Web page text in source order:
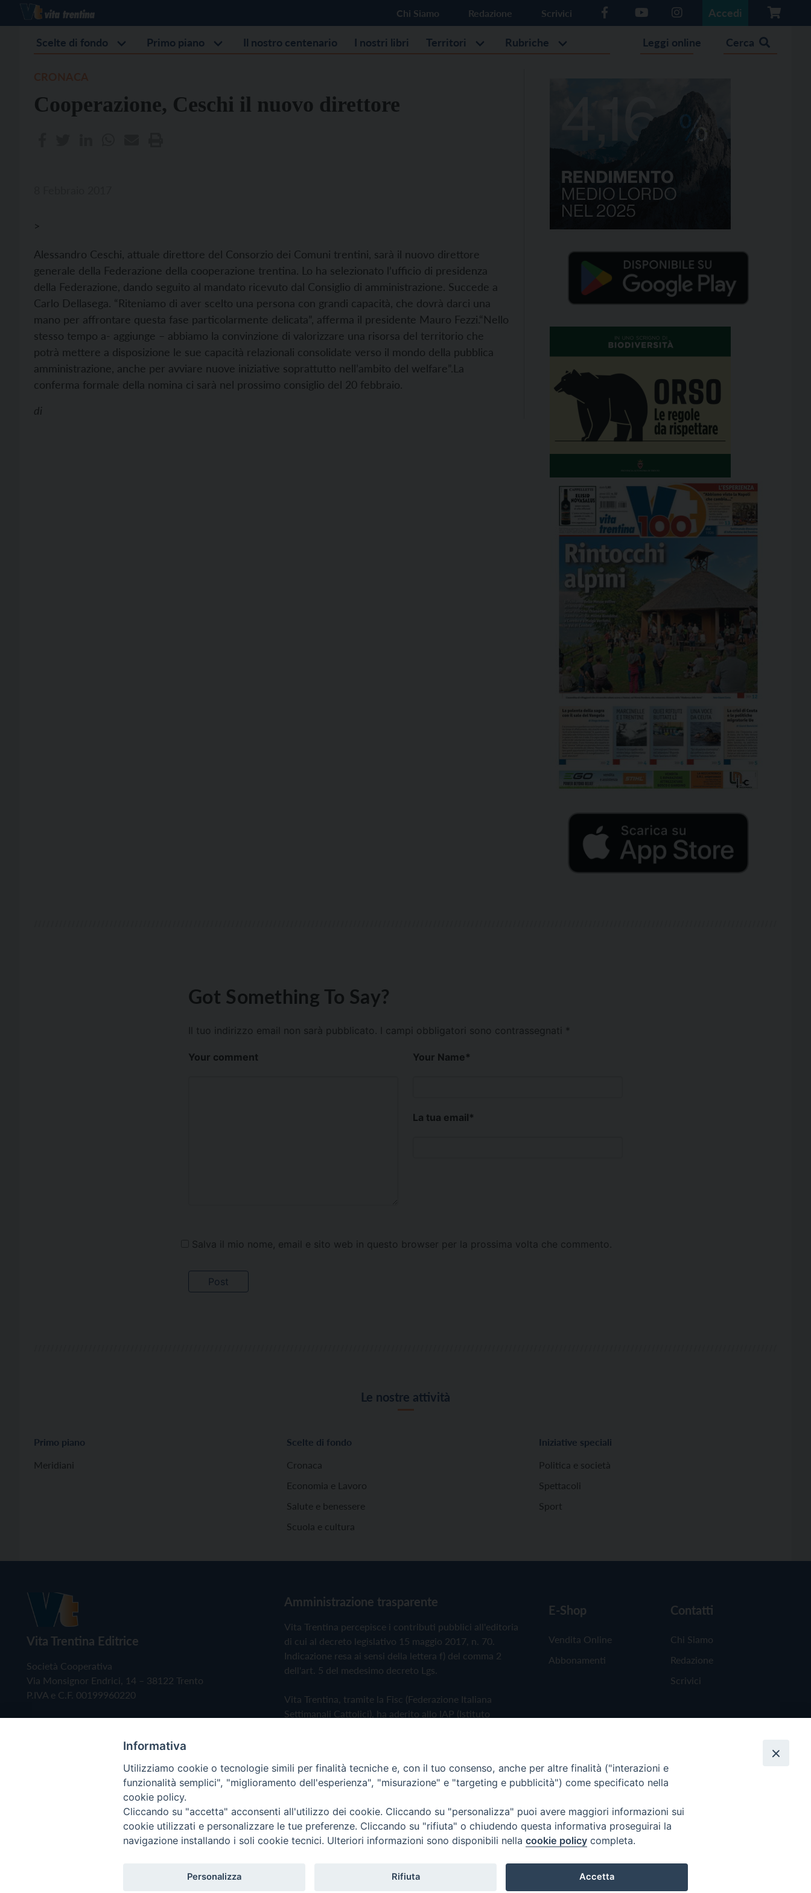
Chi Siamo Redazione Scrivici Accedi
Scelte di fondo Primo piano Il nostro centenario I nostri libri Territori Rubriche Leggi online Cerca
Cooperazione, Ceschi il nuovo direttore
>
Alessandro Ceschi, attuale direttore del Consorzio dei Comuni trentini, sarà il nuovo direttore
generale della Federazione della cooperazione trentina. Lo ha selezionato l’ufficio di presidenza
della Federazione, dando seguito al mandato ricevuto dal Consiglio di amministrazione. Succede a
Carlo Dellasega. “Riteniamo di aver scelto una persona con grandi capacità, che dovrà darci una
mano per affrontare questa fase particolarmente delicata”, afferma il presidente Mauro Fezzi.“Nello
stesso tempo a- aggiunge – abbiamo la convinzione di valorizzare una risorsa del territorio che
potrà mettere a disposizione le sue capacità relazionali consolidate verso il mondo della pubblica
amministrazione, anche per avviare nuove iniziative soprattutto nell’ambito del welfare”.La
conferma formale della nomina ci sarà nel prossimo consiglio del 20 febbraio.
di
Got Something To Say?
Il tuo indirizzo email non sarà pubblicato. I campi obbligatori sono contrassegnati *
Your comment Your Name*
La tua email*
Salva il mio nome, email e sito web in questo browser per la prossima volta che commento.
Le nostre attività
Primo piano
Meridiani
Scelte di fondo
Cronaca
Economia e Lavoro
Salute e benessere
Scuola e cultura
Iniziative speciali
Politica e società
Spettacoli
Sport
Vita Trentina Editrice
Società Cooperativa
Via Monsignor Endrici, 14 – 38122 Trento
P.IVA e C.F. 00199960220
Amministrazione trasparente
Vita Trentina percepisce i contributi pubblici all'editoria
di cui al decreto legislativo 15 maggio 2017, n. 70.
Indicazione resa ai sensi della lettera f) del comma 2
dell'art. 5 del medesimo decreto Lgs.
Vita Trentina, tramite la Fisc (Federazione Italiana
Settimanali Cattolici), ha aderito allo IAP (Istituto
Privacy Policy Cookie Policy
E-Shop
Vendita Online
Abbonamenti
Contatti
Chi Siamo
Redazione
Scrivici
Copyright © 2019 - Tutti i diritti riservati - Vita Trentina Editrice
Informativa
Utilizziamo cookie o tecnologie simili per finalità tecniche e, con il tuo consenso, anche per altre finalità ("interazioni e
funzionalità semplici", "miglioramento dell'esperienza", "misurazione" e "targeting e pubblicità") come specificato nella
cookie policy.
Cliccando su "accetta" acconsenti all'utilizzo dei cookie. Cliccando su "personalizza" puoi avere maggiori informazioni sui
cookie utilizzati e personalizzare le tue preferenze. Cliccando su "rifiuta" o chiudendo questa informativa proseguirai la
navigazione installando i soli cookie tecnici. Ulteriori informazioni sono disponibili nella cookie policy completa.
Personalizza Rifiuta Accetta